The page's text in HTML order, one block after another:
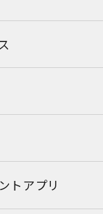
トアプリ